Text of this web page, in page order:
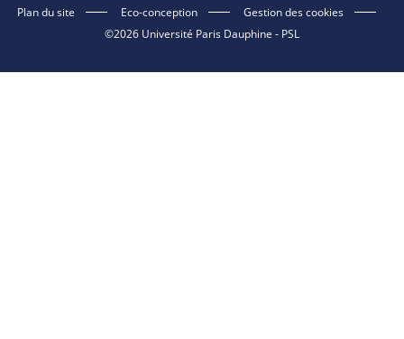
Plan du site
Eco-conception
Gestion des cookies
©2026 Université Paris Dauphine - PSL